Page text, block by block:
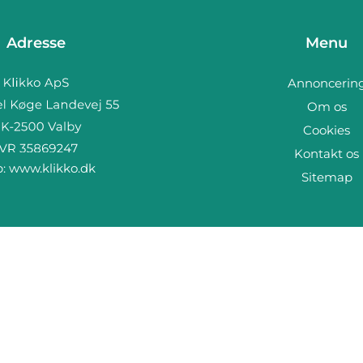
Adresse
www.klikko.dk
Menu
Om os
Cookies
Kontakt os
Sitemap